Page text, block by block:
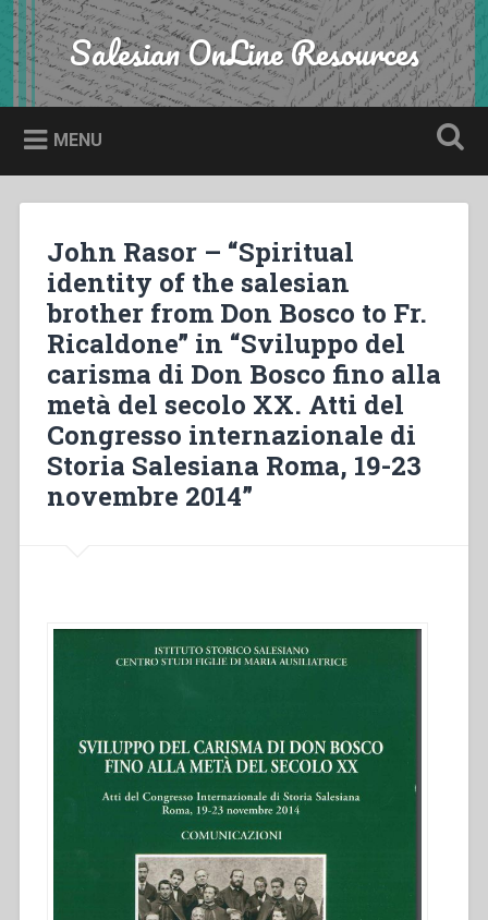
Skip
to
content
Search Salesian OnLine Resources
MENU
John Rasor – “Spiritual
identity of the salesian
brother from Don Bosco to Fr.
Ricaldone” in “Sviluppo del
carisma di Don Bosco fino alla
metà del secolo XX. Atti del
Congresso internazionale di
Storia Salesiana Roma, 19-23
novembre 2014”